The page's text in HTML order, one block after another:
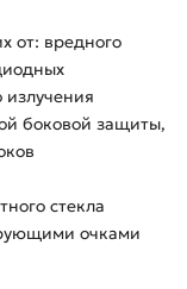
от: вредного
излучения
боковой защиты,
стекла
очками